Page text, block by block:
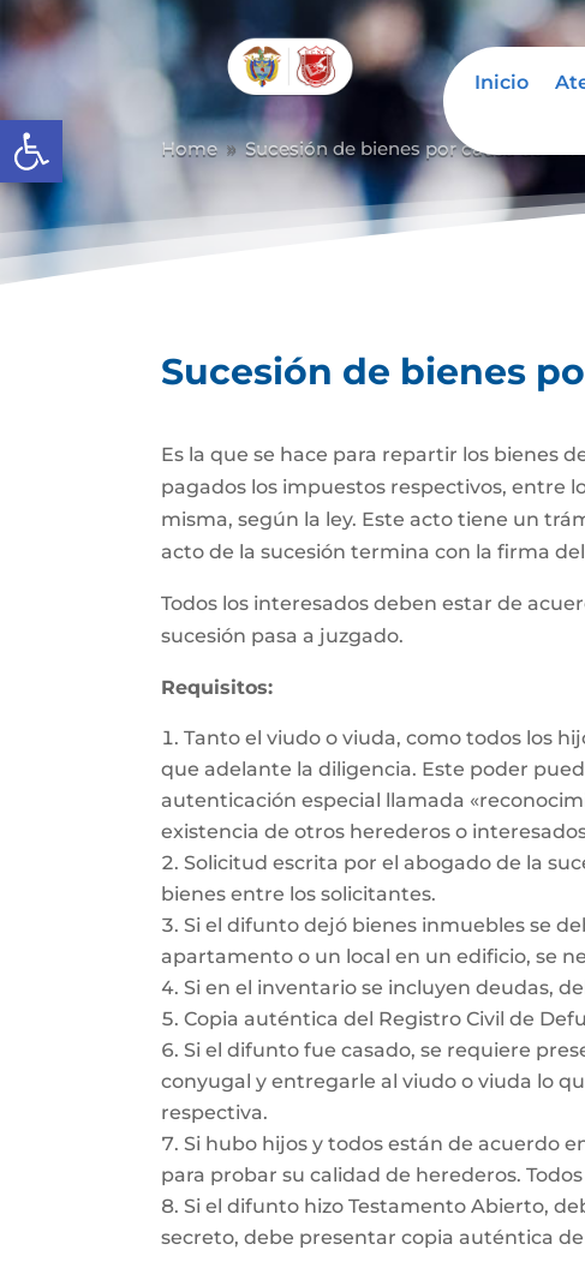
Abrir barra de herramientas
Inicio
Home 9 Sucesión de bienes por causa de
Sucesión de bienes
Es la que se hace para repartir los bienes
pagados los impuestos respectivos, entre
misma, según la ley. Este acto tiene un
acto de la sucesión termina con la firma
Todos los interesados deben estar de
sucesión pasa a juzgado.
Requisitos:
Tanto el viudo o viuda, como todos los
que adelante la diligencia. Este poder
autenticación especial llamada
existencia de otros herederos o
Solicitud escrita por el abogado de la
bienes entre los solicitantes.
Si el difunto dejó bienes inmuebles se
apartamento o un local en un edificio, se
Si en el inventario se incluyen deudas,
Copia auténtica del Registro Civil de
Si el difunto fue casado, se requiere
conyugal y entregarle al viudo o viuda lo
respectiva.
Si hubo hijos y todos están de acuerdo
para probar su calidad de herederos.
Si el difunto hizo Testamento Abierto,
secreto, debe presentar copia auténtica